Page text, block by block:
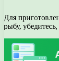
Для
рыбу,